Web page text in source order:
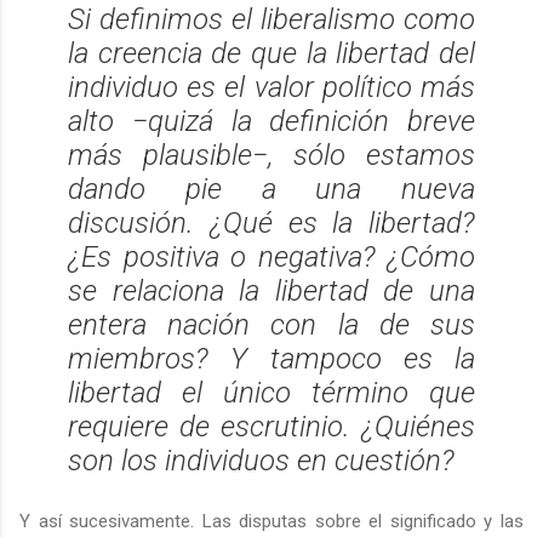
Si definimos el liberalismo como
la creencia de que la libertad del
individuo es el valor político más
alto −quizá la definición breve
más plausible−, sólo estamos
dando pie a una nueva
discusión. ¿Qué es la libertad?
¿Es positiva o negativa? ¿Cómo
se relaciona la libertad de una
entera nación con la de sus
miembros? Y tampoco es la
libertad el único término que
requiere de escrutinio. ¿Quiénes
son los individuos en cuestión?
Y así sucesivamente. Las disputas sobre el significado y las